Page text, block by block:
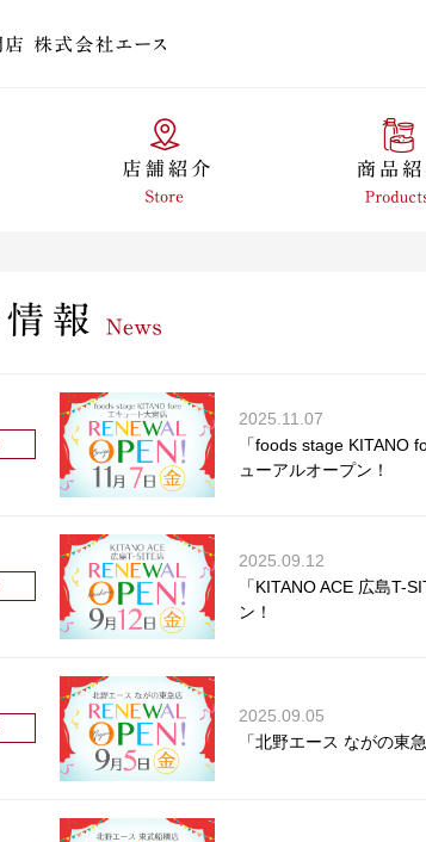
2025.11.07
「foods stage KITANO
ューアルオープン！
2025.09.12
「KITANO ACE 広島T-
ン！
2025.09.05
「北野エース ながの東